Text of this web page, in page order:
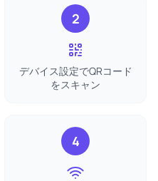
2
デバイス設定でQRコード
をスキャン
4